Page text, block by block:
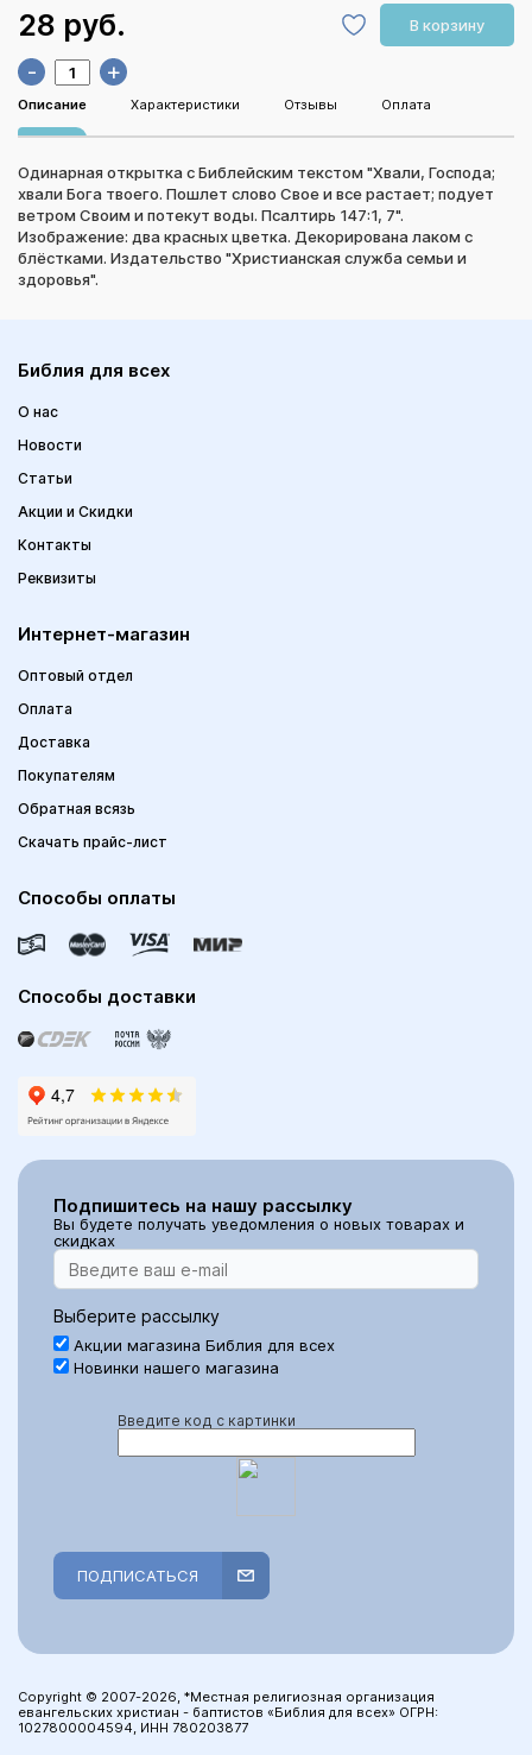
28 руб. В корзину
- +
Описание Характеристики Отзывы Оплата
Одинарная открытка с Библейским текстом "Хвали, Господа;
хвали Бога твоего. Пошлет слово Свое и все растает; подует
ветром Своим и потекут воды. Псалтирь 147:1, 7".
Изображение: два красных цветка. Декорирована лаком с
блёстками. Издательство "Христианская служба семьи и
здоровья".
Библия для всех
О нас
Новости
Статьи
Акции и Скидки
Контакты
Реквизиты
Интернет-магазин
Оптовый отдел
Оплата
Доставка
Покупателям
Обратная всязь
Скачать прайс-лист
Способы оплаты
Способы доставки
Подпишитесь на нашу рассылку
Вы будете получать уведомления о новых товарах и
скидках
Выберите рассылку
Акции магазина Библия для всех
Новинки нашего магазина
Введите код с картинки
ПОДПИСАТЬСЯ
Copyright © 2007-2026, *Местная религиозная организация
евангельских христиан - баптистов «Библия для всех» ОГРН:
1027800004594, ИНН 780203877